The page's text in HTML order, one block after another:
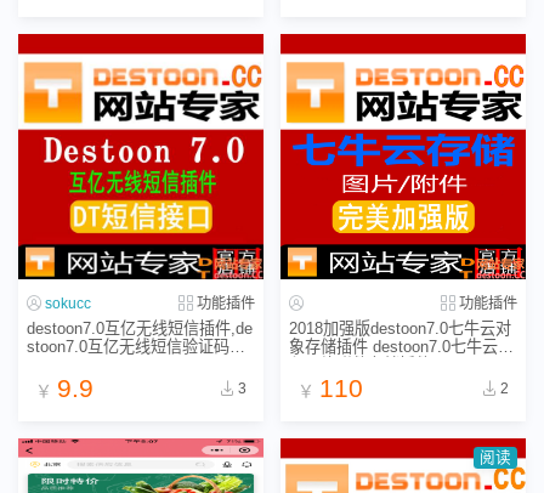
sokucc 功能插件
destoon7.0互亿无线短信插件,de
stoon7.0互亿无线短信验证码接
￥ 9.9 3
功能插件
2018加强版destoon7.0七牛云对
象存储插件 destoon7.0七牛云远
￥ 110 2
阅读